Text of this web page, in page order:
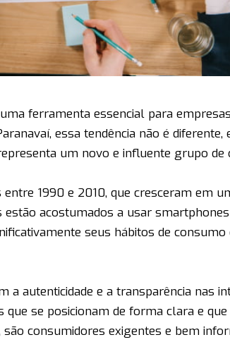
ferramenta essencial para
essa tendência não é diferente,
um novo e influente grupo de
entre 1990 e 2010, que cresceram em
acostumados a usar
seus hábitos de consumo
a autenticidade e a transparência nas
se posicionam de forma clara e
consumidores exigentes e bem